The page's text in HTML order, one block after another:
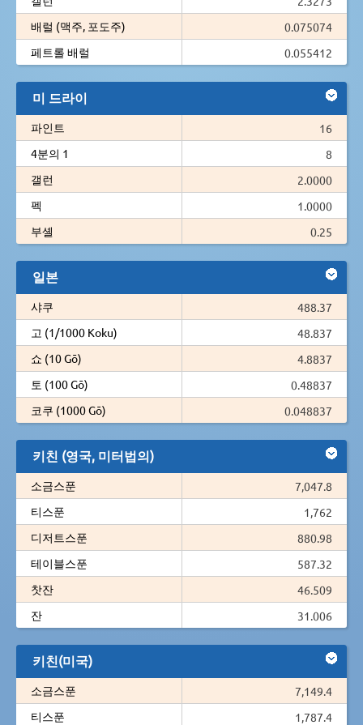
배럴 (맥주, 포도주)
0.075074
페트롤 배럴
0.055412
미 드라이
파인트
16
4분의 1
8
갤런
2.0000
펙
1.0000
부셸
0.25
일본
샤쿠
488.37
고 (1/1000 Koku)
48.837
쇼 (10 Gō)
4.8837
토 (100 Gō)
0.48837
코쿠 (1000 Gō)
0.048837
키친 (영국, 미터법의)
소금스푼
7,047.8
티스푼
1,762
디저트스푼
880.98
테이블스푼
587.32
찻잔
46.509
잔
31.006
키친(미국)
소금스푼
7,149.4
티스푼
1,787.4